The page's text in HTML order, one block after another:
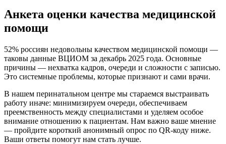
Анкета оценки качества медицинской
помощи
52% россиян недовольны качеством медицинской помощи —
таковы данные ВЦИОМ за декабрь 2025 года. Основные
причины — нехватка кадров, очереди и сложности с записью.
Это системные проблемы, которые признают и сами врачи.
В нашем перинатальном центре мы стараемся выстраивать
работу иначе: минимизируем очереди, обеспечиваем
преемственность между специалистами и уделяем особое
внимание отношению к пациентам. Нам важно ваше мнение
— пройдите короткий анонимный опрос по QR-коду ниже.
Ваши ответы помогут нам стать лучше.